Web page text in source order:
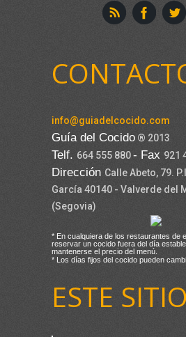
info@guiadelcocido.com
Guía del Cocido ® 2013
Telf. 664 555 880- Fax 921
Dirección Calle Abeto, 79.
García 40140 - Valverde del
(Segovia)
* En cualquiera de los restaurantes de
reservar un cocido fuera del día
mantenerse el precio del menú.
* Los días fijos del cocido pueden
ESTE SITIO